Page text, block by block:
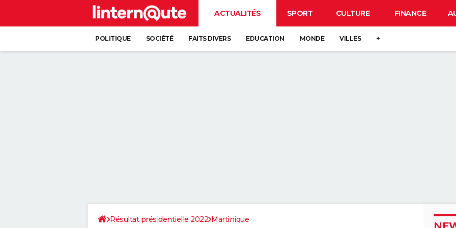
ACTUALITÉS SPORT CULTURE FINANCE
POLITIQUE SOCIÉTÉ FAITS DIVERS EDUCATION MONDE VILLES +
Résultat présidentielle 2022 Martinique